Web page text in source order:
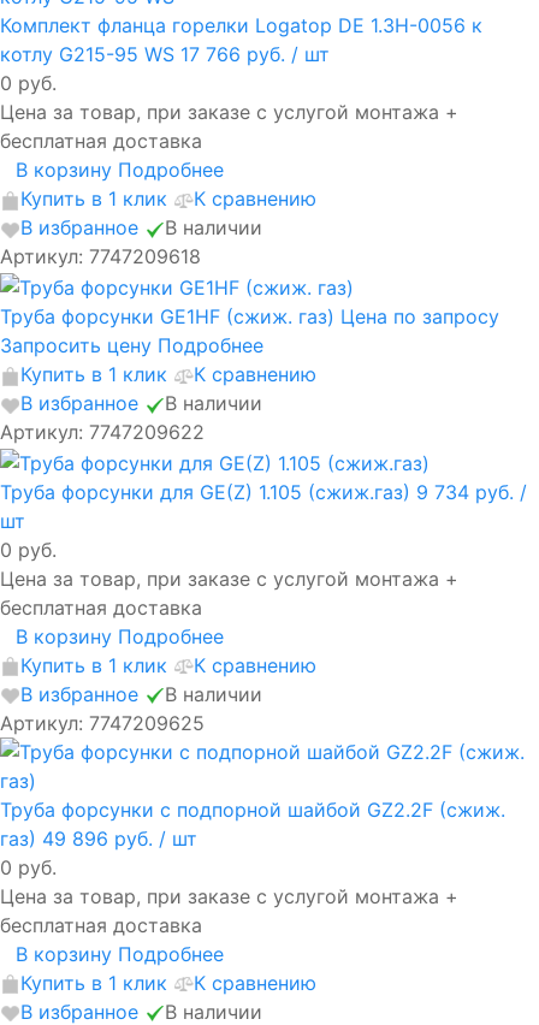
Комплект фланца горелки Logatop DE 1.3H-0056 к
котлу G215-95 WS 17 766 руб. / шт
0 руб.
Цена за товар, при заказе с услугой монтажа +
бесплатная доставка
В корзину Подробнее
Купить в 1 клик
К сравнению
В избранное
В наличии
Артикул: 7747209618
Труба форсунки GE1HF (сжиж. газ) Цена по запросу
Запросить цену Подробнее
Купить в 1 клик
К сравнению
В избранное
В наличии
Артикул: 7747209622
Труба форсунки для GE(Z) 1.105 (сжиж.газ) 9 734 руб. /
шт
0 руб.
Цена за товар, при заказе с услугой монтажа +
бесплатная доставка
В корзину Подробнее
Купить в 1 клик
К сравнению
В избранное
В наличии
Артикул: 7747209625
Труба форсунки с подпорной шайбой GZ2.2F (сжиж.
газ) 49 896 руб. / шт
0 руб.
Цена за товар, при заказе с услугой монтажа +
бесплатная доставка
В корзину Подробнее
Купить в 1 клик
К сравнению
В избранное
В наличии